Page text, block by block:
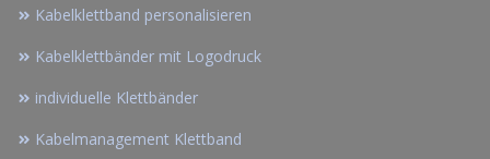
Kabelklettband personalisieren
Kabelklettbänder mit Logodruck
individuelle Klettbänder
Kabelmanagement Klettband